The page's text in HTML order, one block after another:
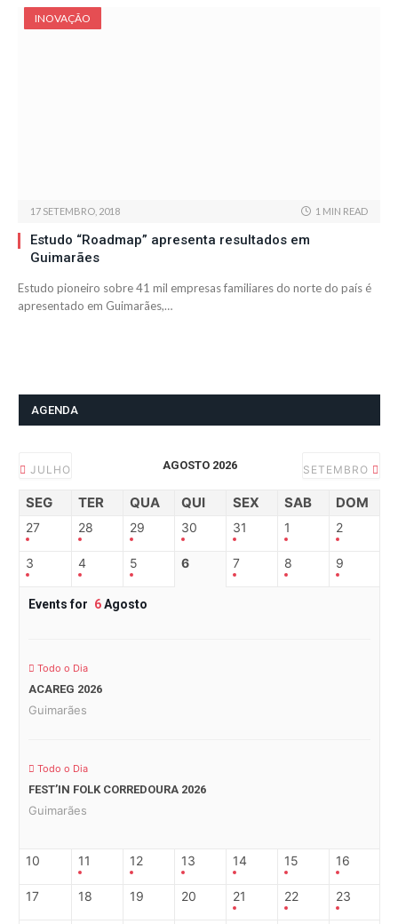
INOVAÇÃO
17 SETEMBRO, 2018 1 MIN READ
Estudo “Roadmap” apresenta resultados em
Guimarães
Estudo pioneiro sobre 41 mil empresas familiares do norte do país é
apresentado em Guimarães,…
AGENDA
JULHO AGOSTO 2026 SETEMBRO
SEG TER QUA QUI SEX SAB DOM
27 28 29 30 31 1 2
3 4 5 6 7 8 9
Events for 6Agosto
Todo o Dia
ACAREG 2026
Guimarães
Todo o Dia
FEST’IN FOLK CORREDOURA 2026
Guimarães
10 11 12 13 14 15 16
17 18 19 20 21 22 23